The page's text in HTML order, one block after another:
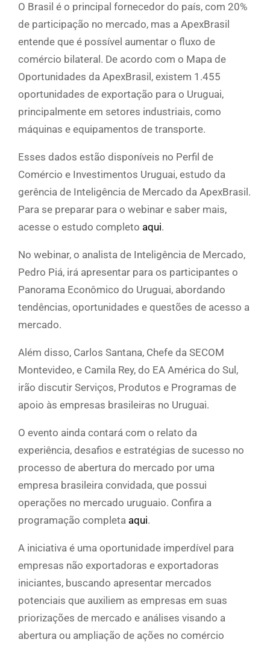
O Brasil é o principal fornecedor do país, com 20%
de participação no mercado, mas a ApexBrasil
entende que é possível aumentar o fluxo de
comércio bilateral. De acordo com o Mapa de
Oportunidades da ApexBrasil, existem 1.455
oportunidades de exportação para o Uruguai,
principalmente em setores industriais, como
máquinas e equipamentos de transporte.
Esses dados estão disponíveis no Perfil de
Comércio e Investimentos Uruguai, estudo da
gerência de Inteligência de Mercado da ApexBrasil.
Para se preparar para o webinar e saber mais,
acesse o estudo completo aqui.
No webinar, o analista de Inteligência de Mercado,
Pedro Piá, irá apresentar para os participantes o
Panorama Econômico do Uruguai, abordando
tendências, oportunidades e questões de acesso a
mercado.
Além disso, Carlos Santana, Chefe da SECOM
Montevideo, e Camila Rey, do EA América do Sul,
irão discutir Serviços, Produtos e Programas de
apoio às empresas brasileiras no Uruguai.
O evento ainda contará com o relato da
experiência, desafios e estratégias de sucesso no
processo de abertura do mercado por uma
empresa brasileira convidada, que possui
operações no mercado uruguaio. Confira a
programação completa aqui.
A iniciativa é uma oportunidade imperdível para
empresas não exportadoras e exportadoras
iniciantes, buscando apresentar mercados
potenciais que auxiliem as empresas em suas
priorizações de mercado e análises visando a
abertura ou ampliação de ações no comércio